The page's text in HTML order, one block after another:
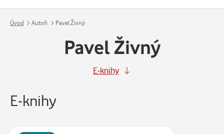
Úvod Autoři Pavel Živný
Pavel Živný
E-knihy
E-knihy